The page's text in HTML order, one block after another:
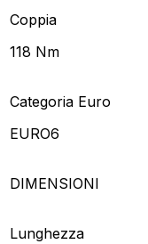
Coppia
118 Nm
Categoria Euro
EURO6
DIMENSIONI
Lunghezza